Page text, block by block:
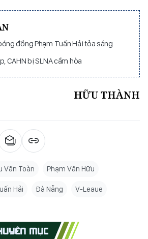
đồng Phạm Tuấn Hải tỏa sáng
CAHN bị SLNA cầm hòa
HỮU THÀNH
Văn Toàn Phạm Văn Hữu
Hải Đà Nẵng V-Leaue
MỤC